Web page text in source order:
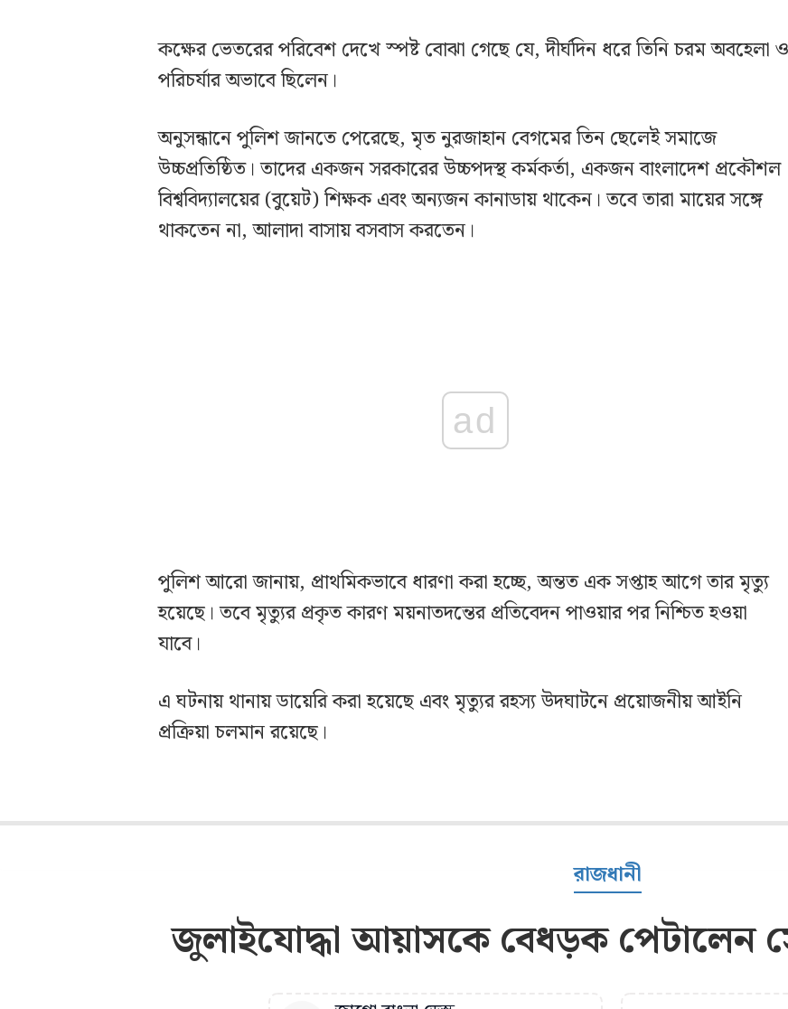
কক্ষের ভেতরের পরিবেশ দেখে স্পষ্ট বোঝা গেছে যে, দীর্ঘদিন ধরে তিনি চরম অবহেলা ও
পরিচর্যার অভাবে ছিলেন।
অনুসন্ধানে পুলিশ জানতে পেরেছে, মৃত নুরজাহান বেগমের তিন ছেলেই সমাজে
উচ্চপ্রতিষ্ঠিত। তাদের একজন সরকারের উচ্চপদস্থ কর্মকর্তা, একজন বাংলাদেশ প্রকৌশল
বিশ্ববিদ্যালয়ের (বুয়েট) শিক্ষক এবং অন্যজন কানাডায় থাকেন। তবে তারা মায়ের সঙ্গে
থাকতেন না, আলাদা বাসায় বসবাস করতেন।
ad
পুলিশ আরো জানায়, প্রাথমিকভাবে ধারণা করা হচ্ছে, অন্তত এক সপ্তাহ আগে তার মৃত্যু
হয়েছে। তবে মৃত্যুর প্রকৃত কারণ ময়নাতদন্তের প্রতিবেদন পাওয়ার পর নিশ্চিত হওয়া
যাবে।
এ ঘটনায় থানায় ডায়েরি করা হয়েছে এবং মৃত্যুর রহস্য উদঘাটনে প্রয়োজনীয় আইনি
প্রক্রিয়া চলমান রয়েছে।
রাজধানী
জুলাইযোদ্ধা আয়াসকে বেধড়ক পেটালেন